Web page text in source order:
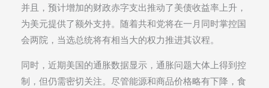
并且，预计增加的财政赤字支出推动了美债收益率上升，
为美元提供了额外支持。随着共和党将在一月同时掌控国
会两院，当选总统将有相当大的权力推进其议程。
同时，近期美国的通胀数据显示，通胀问题大体上得到控
制，但仍需密切关注。尽管能源和商品价格略有下降，食